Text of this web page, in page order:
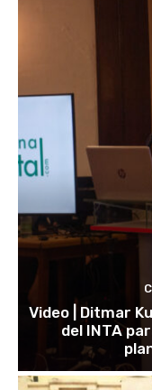
Video | Ditmar
del INTA